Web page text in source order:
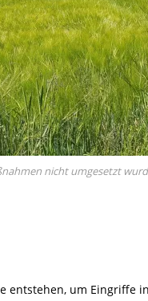
nicht umgesetzt
entstehen, um Eingriffe